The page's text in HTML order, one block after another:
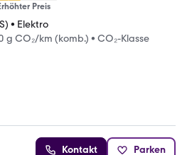
Preis
• Elektro
g CO₂/km (komb.) • CO₂-Klasse
Kontakt Parken